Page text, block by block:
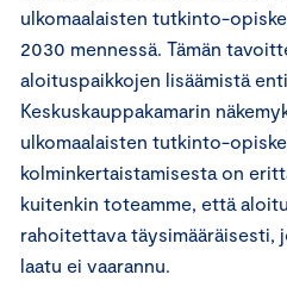
ulkomaalaisten tutkinto-
2030 mennessä. Tämän
aloituspaikkojen lisäämistä
Keskuskauppakamarin
ulkomaalaisten tutkinto-
kolminkertaistamisesta on
kuitenkin toteamme, että
rahoitettava täysimääräisesti,
laatu ei vaarannu.